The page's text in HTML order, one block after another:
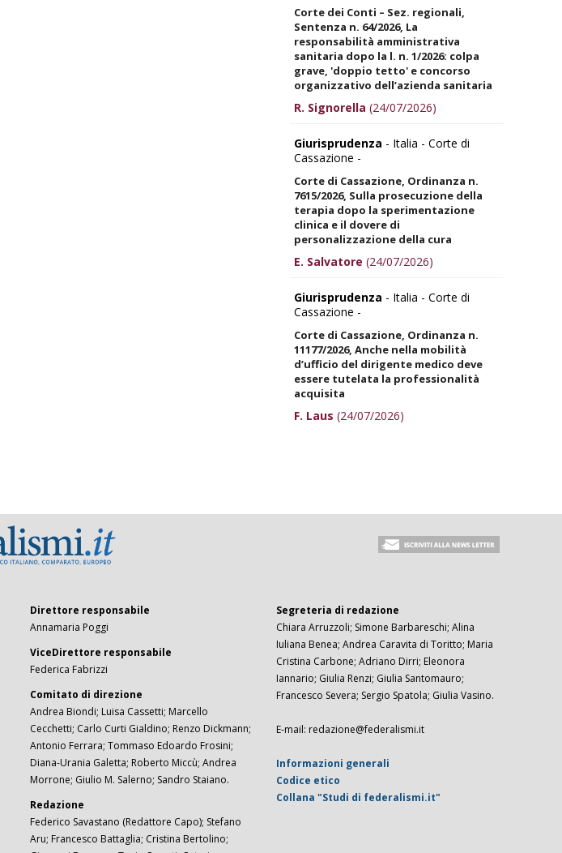
Corte dei Conti – Sez. regionali,
Sentenza n. 64/2026, La
responsabilità amministrativa
sanitaria dopo la l. n. 1/2026: colpa
grave, 'doppio tetto' e concorso
organizzativo dell’azienda sanitaria
R. Signorella (24/07/2026)
Giurisprudenza - Italia - Corte di
Cassazione -
Corte di Cassazione, Ordinanza n.
7615/2026, Sulla prosecuzione della
terapia dopo la sperimentazione
clinica e il dovere di
personalizzazione della cura
E. Salvatore (24/07/2026)
Giurisprudenza - Italia - Corte di
Cassazione -
Corte di Cassazione, Ordinanza n.
11177/2026, Anche nella mobilità
d’ufficio del dirigente medico deve
essere tutelata la professionalità
acquisita
F. Laus (24/07/2026)
Direttore responsabile
Annamaria Poggi
ViceDirettore responsabile
Federica Fabrizzi
Comitato di direzione
Andrea Biondi; Luisa Cassetti; Marcello
Cecchetti; Carlo Curti Gialdino; Renzo Dickmann;
Antonio Ferrara; Tommaso Edoardo Frosini;
Diana-Urania Galetta; Roberto Miccù; Andrea
Morrone; Giulio M. Salerno; Sandro Staiano.
Redazione
Federico Savastano (Redattore Capo); Stefano
Aru; Francesco Battaglia; Cristina Bertolino;
Segreteria di redazione
Chiara Arruzzoli; Simone Barbareschi; Alina
Iuliana Benea; Andrea Caravita di Toritto; Maria
Cristina Carbone; Adriano Dirri; Eleonora
Iannario; Giulia Renzi; Giulia Santomauro;
Francesco Severa; Sergio Spatola; Giulia Vasino.
E-mail: redazione@federalismi.it
Informazioni generali
Codice etico
Collana "Studi di federalismi.it"